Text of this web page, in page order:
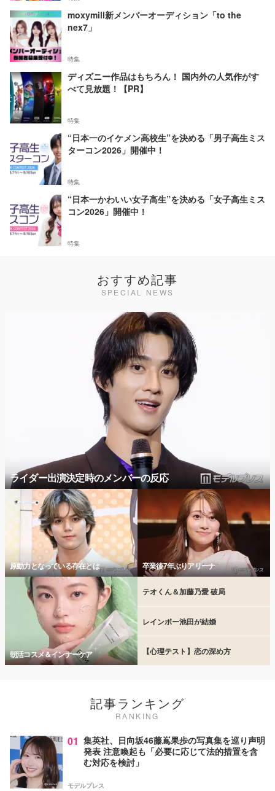
moxymill新メンバーオーディション「to the
nex7」
特集
ディズニー作品はもちろん！ 国内外の人気作がす
べて見放題！【PR】
特集
“日本一のイケメン高校生”を決める「男子高生ミス
ターコン2026」開催中！
特集
“日本一かわいい女子高生”を決める「女子高生ミス
コン2026」開催中！
特集
おすすめ記事
SPECIAL NEWS
ライダー出演決定時のメンバーの反応
原動力となっている存在とは 卒業後7年ぶりアリーナ
朝活コスメ＆インナーケア
テオくん＆加藤乃愛 破局
レインボー池田が結婚
【心理テスト】恋の深め方
記事ランキング
RANKING
01 集英社、日向坂46藤嶌果歩の写真集を巡り声明
発表 注意喚起も「必要に応じて法的措置を含
む対応を検討」
モデルプレス